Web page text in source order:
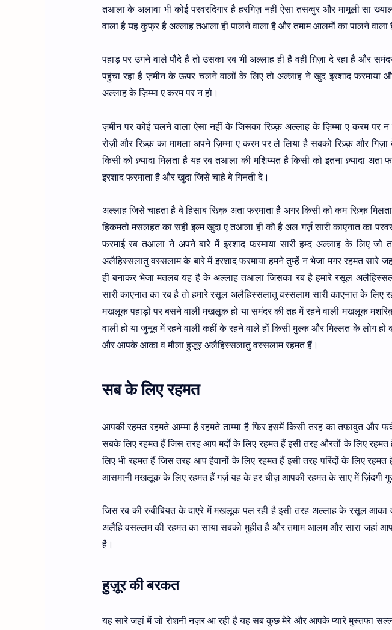
तआला के अलावा भी कोई परवरदिगार है हरगिज़ नहीं ऐसा तसव्वुर और मामूली सा
वाला है यह कुफ्र है अल्लाह तआला ही पालने वाला है और तमाम आलमों का पालने
पहाड़ पर उगने वाले पौदे हैं तो उसका रब भी अल्लाह ही है वही ग़िज़ा दे रहा है और
पहुंचा रहा है ज़मीन के ऊपर चलने वालों के लिए तो अल्लाह ने खुद इरशाद फरमाया
अल्लाह के ज़िम्मा ए करम पर न हो।
ज़मीन पर कोई चलने वाला ऐसा नहीं के जिसका रिज़्क़ अल्लाह के ज़िम्मा ए करम
रोज़ी और रिज़्क़ का मामला अपने ज़िम्मा ए करम पर ले लिया है सबको रिज़्क़ और
किसी को ज़्यादा मिलता है यह रब तआला की मशिय्यत है किसी को इतना ज़्यादा
इरशाद फरमाता है और खुदा जिसे चाहे बे गिनती दे।
अल्लाह जिसे चाहता है बे हिसाब रिज़्क़ अता फरमाता है अगर किसी को कम रिज़्क़
हिकमतो मसलहत का सही इल्म खुदा ए तआला ही को है अल गर्ज़ सारी काएनात का
फरमाई रब तआला ने अपने बारे में इरशाद फरमाया सारी हम्द अल्लाह के लिए जो
अलैहिस्सलातु वस्सलाम के बारे में इरशाद फरमाया हमने तुम्हें न भेजा मगर रहमत सारे
ही बनाकर भेजा मतलब यह है के अल्लाह तआला जिसका रब है हमारे रसूल
सारी काएनात का रब है तो हमारे रसूल अलैहिस्सलातु वस्सलाम सारी काएनात के
मखलूक पहाड़ों पर बसने वाली मखलूक हो या समंदर की तह में रहने वाली मखलूक मशरिक़
वाली हो या जुनूब में रहने वाली कहीं के रहने वाले हों किसी मुल्क और मिल्लत के लोग हों
और आपके आका व मौला हुज़ूर अलैहिस्सलातु वस्सलाम रहमत हैं।
सब के लिए रहमत
आपकी रहमत रहमते आम्मा है रहमते ताम्मा है फिर इसमें किसी तरह का तफावुत और
सबके लिए रहमत हैं जिस तरह आप मर्दों के लिए रहमत हैं इसी तरह औरतों के लिए
लिए भी रहमत हैं जिस तरह आप हैवानों के लिए रहमत हैं इसी तरह परिंदों के लिए
आसमानी मखलूक के लिए रहमत हैं गर्ज़ यह के हर चीज़ आपकी रहमत के साए में ज़िंदगी
जिस रब की रुबीबियत के दाएरे में मखलूक पल रही है इसी तरह अल्लाह के रसूल आका
अलैहि वसल्लम की रहमत का साया सबको मुहीत है और तमाम आलम और सारा जहां
है।
हुज़ूर की बरकत
यह सारे जहां में जो रोशनी नज़र आ रही है यह सब कुछ मेरे और आपके प्यारे मुस्तफा